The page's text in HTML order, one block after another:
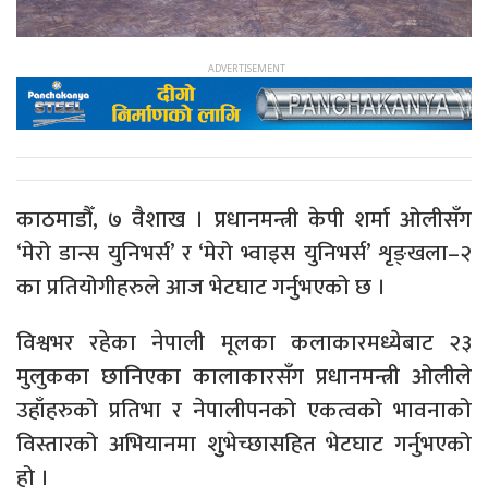
काठमाडौँ, ७ वैशाख । प्रधानमन्त्री केपी शर्मा ओलीसँग
‘मेरो डान्स युनिभर्स’ र ‘मेरो भ्वाइस युनिभर्स’ शृङ्खला–२
का प्रतियोगीहरुले आज भेटघाट गर्नुभएको छ ।
विश्वभर रहेका नेपाली मूलका कलाकारमध्येबाट २३
मुलुकका छानिएका कालाकारसँग प्रधानमन्त्री ओलीले
उहाँहरुको प्रतिभा र नेपालीपनको एकत्वको भावनाको
विस्तारको अभियानमा शुुभेच्छासहित भेटघाट गर्नुभएको
हो ।